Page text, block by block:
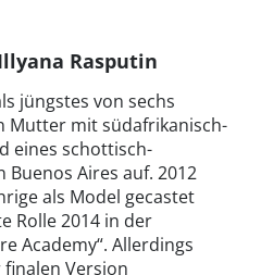
Rasputin
jüngstes von sechs
Mutter mit südafrikanisch-
eines schottisch-
Aires auf. 2012
als Model gecastet
Rolle 2014 in der
Academy“. Allerdings
Version